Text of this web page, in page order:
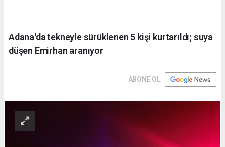
Adana'da tekneyle sürüklenen 5 kişi kurtarıldı; suya
düşen Emirhan aranıyor
ABONE OL